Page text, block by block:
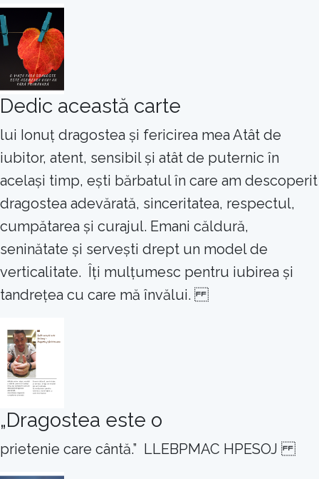
Dedic această carte
lui Ionuț dragostea și fericirea mea Atât de
iubitor, atent, sensibil și atât de puternic în
același timp, ești bărbatul în care am descoperit
dragostea adevărată, sinceritatea, respectul,
cumpătarea și curajul. Emani căldură,
seninătate și servești drept un model de
verticalitate. Îți mulțumesc pentru iubirea și
tandrețea cu care mă învălui.
„Dragostea este o
prietenie care cântă.” LLEBPMAC HPESOJ